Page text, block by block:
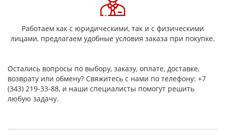
Работаем как с юридическими, так и с физическими
лицами, предлагаем удобные условия заказа при покупке.
Остались вопросы по выбору, заказу, оплате, доставке,
возврату или обмену? Свяжитесь с нами по телефону: +7
(343) 219-33-88, и наши специалисты помогут решить
любую задачу.